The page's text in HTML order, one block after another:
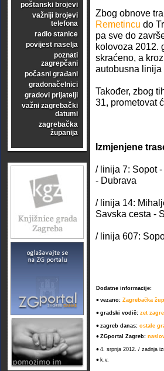
poštanski brojevi
važniji brojevi
telefona
radio stanice
povijest naselja
poznati
zagrepčani
počasni građani
gradonačelnici
gradovi prijatelji
važni zagrebački
datumi
zagrebačka
županija
Zbog obnove
Remetincu do
pa sve do
kolovoza 2012.
skraćeno, a kroz
autobusna linija
Također, zbog
31, prometovat
Izmjenjene
/ linija 7: Sopot -
- Dubrava
/ linija 14:
Savska cesta -
/ linija 607:
Dodatne informacije:
• vezano: Zagrebačka
• gradski vodič: zet
• zagreb danas: ostale
• ZGportal Zagreb:
• 4. srpnja 2012. / zadnja
• k.v.